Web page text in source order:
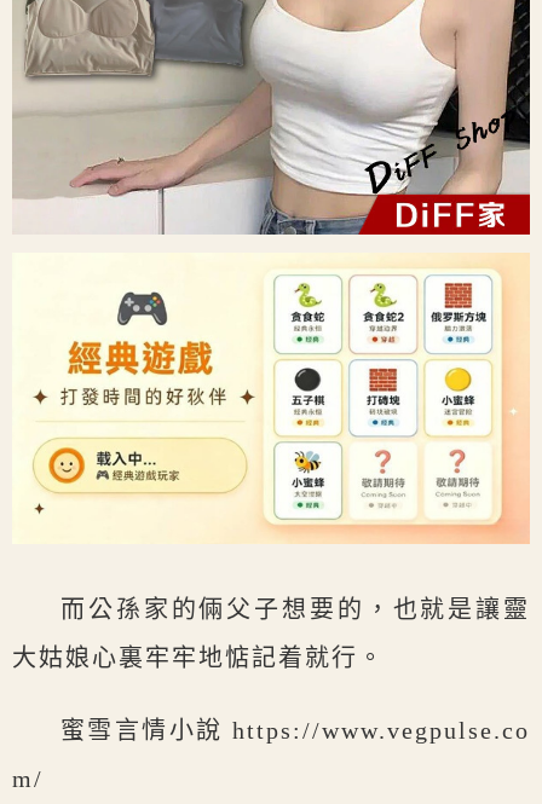
而公孫家的倆父子想要的，也就是讓靈
大姑娘心裏牢牢地惦記着就行。
蜜雪言情小說 https://www.vegpulse.co
m/